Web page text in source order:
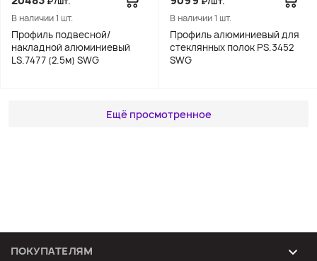
В наличии 1 шт.
Профиль подвесной/
накладной алюминиевый
LS.7477 (2.5м) SWG
В наличии 1 шт.
Профиль алюминиевый для
стеклянных полок PS.3452
SWG
Ещё просмотренное
ПОКУПАТЕЛЯМ